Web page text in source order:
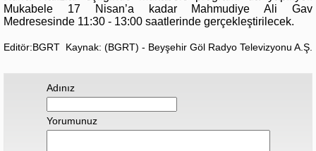
Mukabele 17 Nisan’a kadar Mahmudiye Ali Gav
Medresesinde 11:30 - 13:00 saatlerinde gerçekleştirilecek.
Editör:BGRT Kaynak: (BGRT) - Beyşehir Göl Radyo Televizyonu A.Ş.
Adınız
Yorumunuz